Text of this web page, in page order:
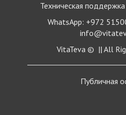
Техническая
WhatsApp: +972
VitaTeva © || All
Публичная